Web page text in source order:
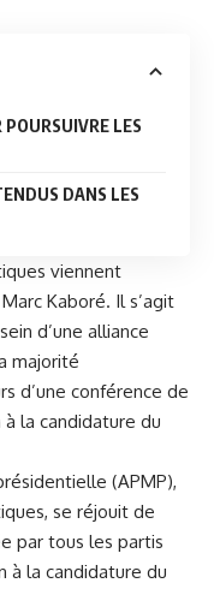
LES
DANS LES
viennent
Kaboré. Il s’agit
d’une alliance
majorité
d’une conférence de
la candidature du
(APMP),
se réjouit de
par tous les partis
à la candidature du